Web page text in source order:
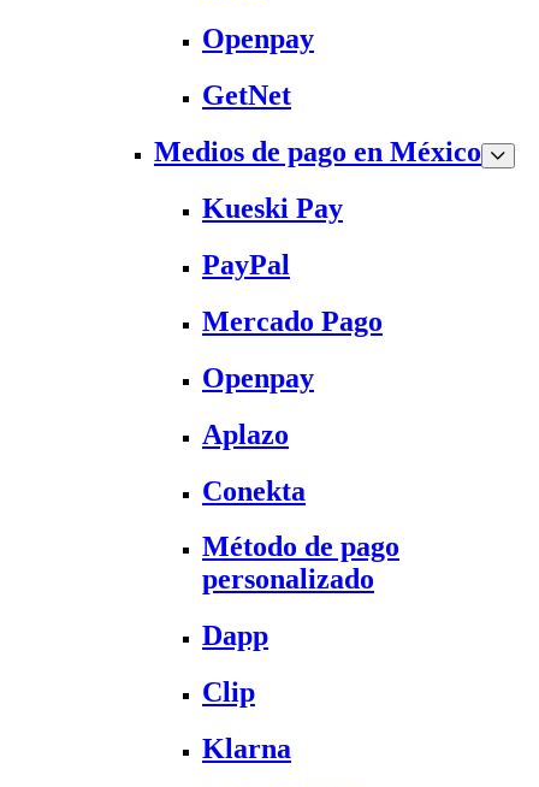
Openpay
GetNet
Medios de pago en México
Kueski Pay
PayPal
Mercado Pago
Openpay
Aplazo
Conekta
Método de pago
personalizado
Dapp
Clip
Klarna